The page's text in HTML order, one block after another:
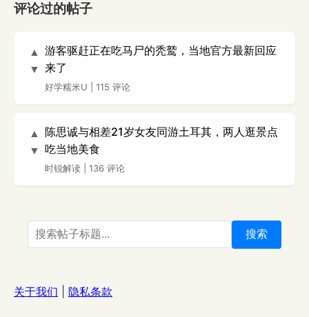
评论过的帖子
▲
▼
游客驱赶正在吃马尸的秃鹫，当地官方最新回应
来了
好学糯米U 115 评论
▲
▼
陈思诚与相差21岁女友同游土耳其，两人逛景点
吃当地美食
时锐解读 136 评论
搜索
关于我们 隐私条款